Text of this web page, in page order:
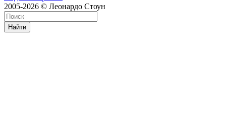
2005-2026 © Леонардо Стоун
Найти